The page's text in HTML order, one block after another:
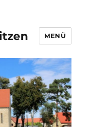
MENÜ